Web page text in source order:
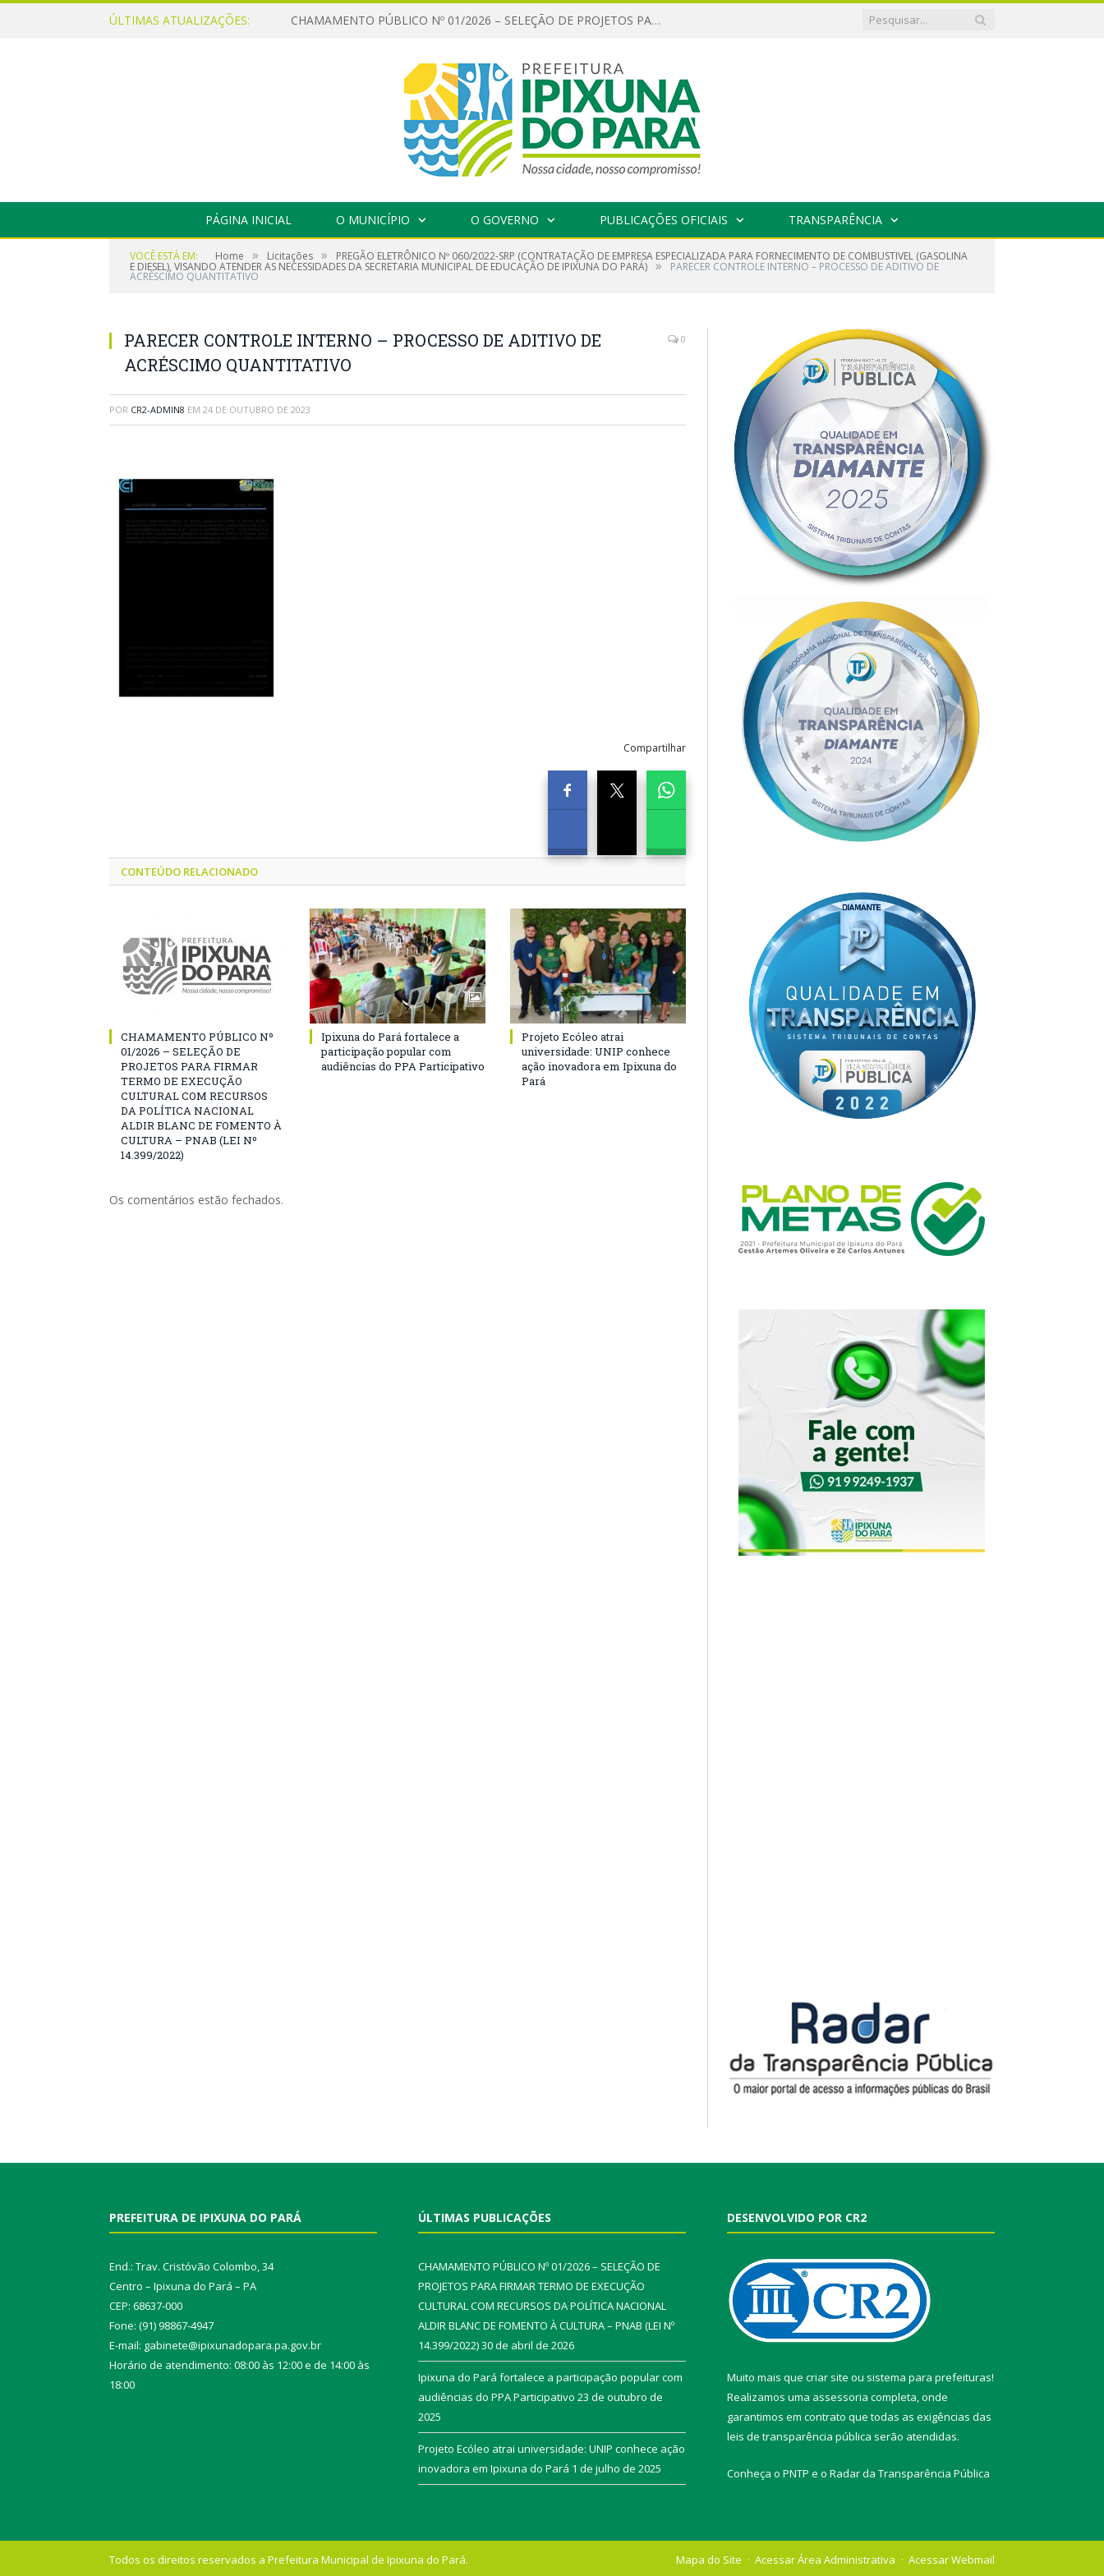
ÚLTIMAS ATUALIZAÇÕES: CHAMAMENTO PÚBLICO Nº 01/2026 – SELEÇÃO DE PROJETOS PARA FIRMAR TERMO DE EXECUÇÃO CULTURAL COM RECURSOS DA POLÍTICA NACIONAL ALDIR BLANC DE FOMENTO À CULTURA – PNAB (LEI Nº 14.399/2022)
PÁGINA INICIAL O MUNICÍPIO O GOVERNO PUBLICAÇÕES OFICIAIS TRANSPARÊNCIA
VOCÊ ESTÁ EM: Home » Licitações » PREGÃO ELETRÔNICO Nº 060/2022-SRP (CONTRATAÇÃO DE EMPRESA ESPECIALIZADA PARA FORNECIMENTO DE COMBUSTIVEL (GASOLINA
E DIESEL), VISANDO ATENDER AS NECESSIDADES DA SECRETARIA MUNICIPAL DE EDUCAÇÃO DE IPIXUNA DO PARÁ) » PARECER CONTROLE INTERNO – PROCESSO DE ADITIVO DE
ACRÉSCIMO QUANTITATIVO
PARECER CONTROLE INTERNO – PROCESSO DE ADITIVO DE
ACRÉSCIMO QUANTITATIVO
0
POR CR2-ADMIN8 EM 24 DE OUTUBRO DE 2023
Compartilhar
CONTEÚDO RELACIONADO
CHAMAMENTO PÚBLICO Nº
01/2026 – SELEÇÃO DE
PROJETOS PARA FIRMAR
TERMO DE EXECUÇÃO
CULTURAL COM RECURSOS
DA POLÍTICA NACIONAL
ALDIR BLANC DE FOMENTO À
CULTURA – PNAB (LEI Nº
14.399/2022)
Ipixuna do Pará fortalece a
participação popular com
audiências do PPA Participativo
Projeto Ecóleo atrai
universidade: UNIP conhece
ação inovadora em Ipixuna do
Pará
Os comentários estão fechados.
PREFEITURA DE IPIXUNA DO PARÁ
End.: Trav. Cristóvão Colombo, 34
Centro – Ipixuna do Pará – PA
CEP: 68637-000
Fone: (91) 98867-4947
E-mail: gabinete@ipixunadopara.pa.gov.br
Horário de atendimento: 08:00 às 12:00 e de 14:00 às
18:00
ÚLTIMAS PUBLICAÇÕES
CHAMAMENTO PÚBLICO Nº 01/2026 – SELEÇÃO DE
PROJETOS PARA FIRMAR TERMO DE EXECUÇÃO
CULTURAL COM RECURSOS DA POLÍTICA NACIONAL
ALDIR BLANC DE FOMENTO À CULTURA – PNAB (LEI Nº
14.399/2022)30 de abril de 2026
Ipixuna do Pará fortalece a participação popular com
audiências do PPA Participativo 23 de outubro de
2025
Projeto Ecóleo atrai universidade: UNIP conhece ação
inovadora em Ipixuna do Pará 1 de julho de 2025
DESENVOLVIDO POR CR2
Muito mais que criar site ou sistema para prefeituras!
Realizamos uma assessoria completa, onde
garantimos em contrato que todas as exigências das
leis de transparência pública serão atendidas.
Conheça o PNTP e o Radar da Transparência Pública
Todos os direitos reservados a Prefeitura Municipal de Ipixuna do Pará. Mapa do Site Acessar Área Administrativa Acessar Webmail